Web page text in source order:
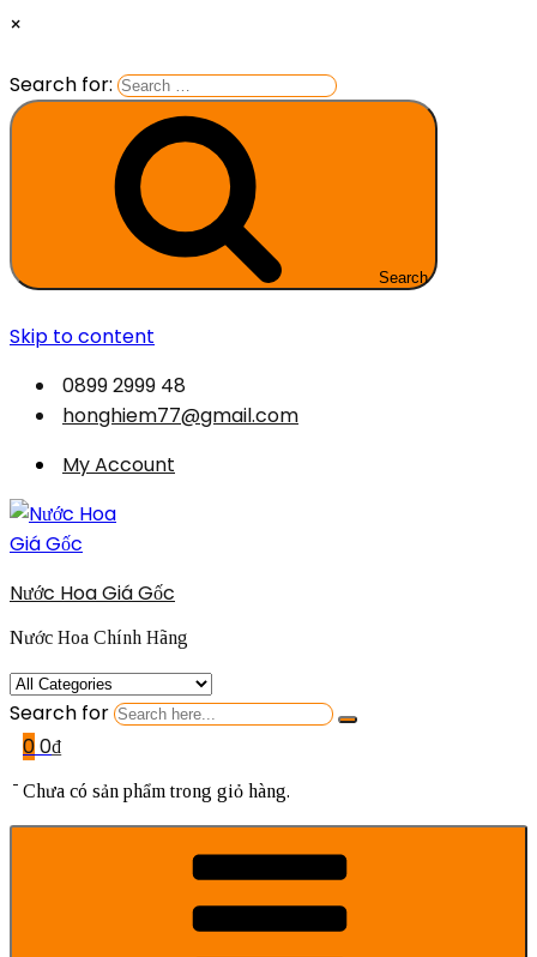
×
Search for:
Search
Skip to content
0899 2999 48
honghiem77@gmail.com
My Account
Nước Hoa Giá Gốc
Nước Hoa Chính Hãng
Search for
00₫
Chưa có sản phẩm trong giỏ hàng.